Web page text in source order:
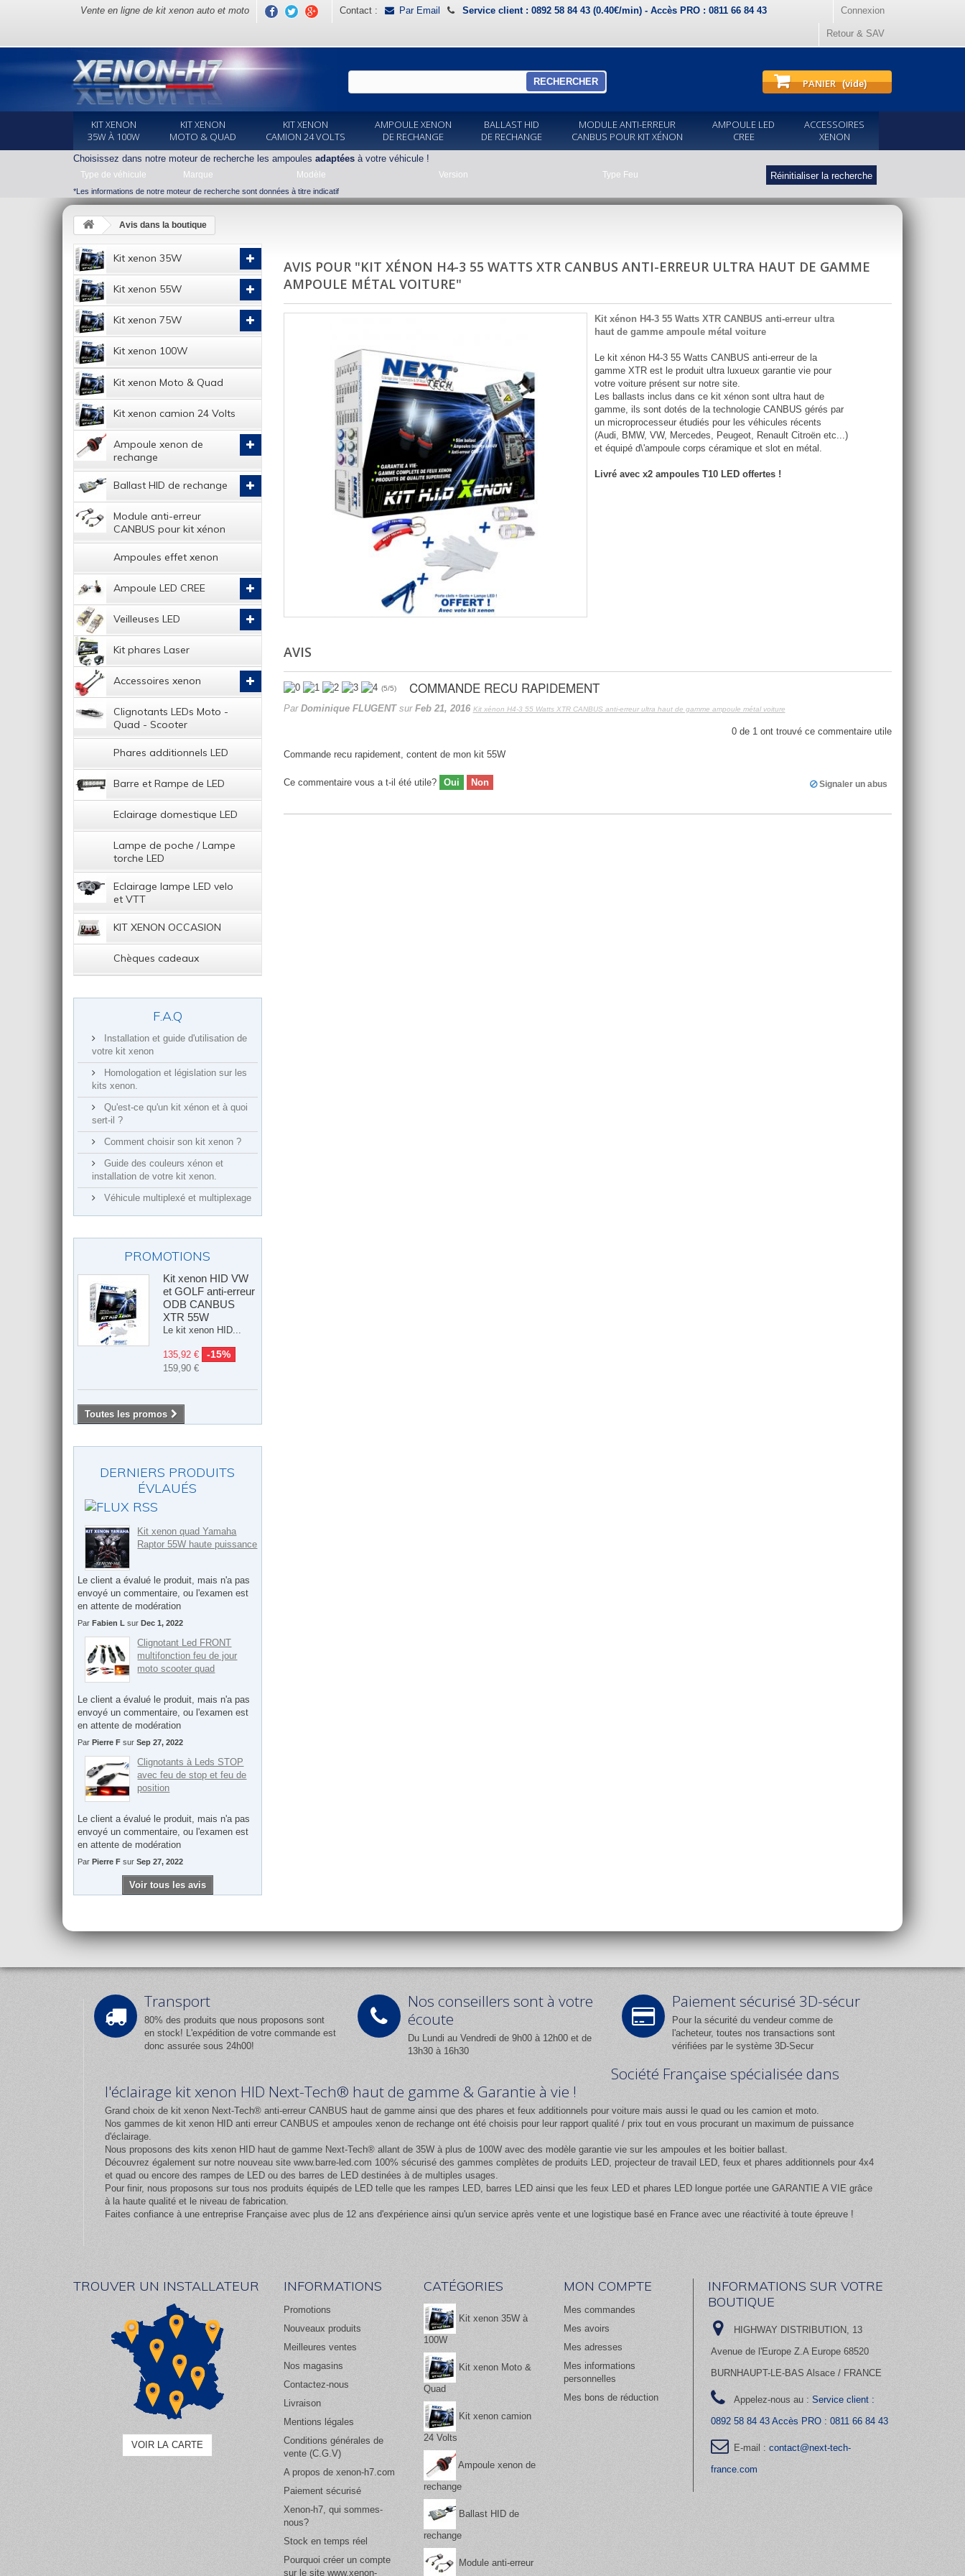
Vente en ligne de kit xenon auto et moto Connexion
Contact : Par Email Service client : 0892 58 84 43 (0.40€/min) - Accès PRO : 0811 66 84 43
Retour & SAV
RECHERCHER PANIER (vide)
KIT XENON
35W À 100W
KIT XENON
MOTO & QUAD
KIT XENON
CAMION 24 VOLTS
AMPOULE XENON
DE RECHANGE
BALLAST HID
DE RECHANGE
MODULE ANTI-ERREUR
CANBUS POUR KIT XÉNON
AMPOULE LED
CREE
ACCESSOIRES
XENON
Choisissez dans notre moteur de recherche les ampoules adaptées à votre véhicule !
Type de véhicule Marque Modèle Version Type Feu Réinitialiser la recherche
*Les informations de notre moteur de recherche sont données à titre indicatif
Avis dans la boutique
Kit xenon 35W
Kit xenon 55W
Kit xenon 75W
Kit xenon 100W
Kit xenon Moto & Quad
Kit xenon camion 24 Volts
Ampoule xenon de
rechange
Ballast HID de rechange
Module anti-erreur
CANBUS pour kit xénon
Ampoules effet xenon
Ampoule LED CREE
Veilleuses LED
Kit phares Laser
Accessoires xenon
Clignotants LEDs Moto -
Quad - Scooter
Phares additionnels LED
Barre et Rampe de LED
Eclairage domestique LED
Lampe de poche / Lampe
torche LED
Eclairage lampe LED velo
et VTT
KIT XENON OCCASION
Chèques cadeaux
F.A.Q
Installation et guide d'utilisation de
votre kit xenon
Homologation et législation sur les
kits xenon.
Qu'est-ce qu'un kit xénon et à quoi
sert-il ?
Comment choisir son kit xenon ?
Guide des couleurs xénon et
installation de votre kit xenon.
Véhicule multiplexé et multiplexage
PROMOTIONS
Kit xenon HID VW
et GOLF anti-erreur
ODB CANBUS
XTR 55W
Le kit xenon HID...
135,92 € -15%
159,90 €
Toutes les promos
DERNIERS PRODUITS
ÉVLAUÉS
Kit xenon quad Yamaha
Raptor 55W haute puissance
Le client a évalué le produit, mais n'a pas
envoyé un commentaire, ou l'examen est
en attente de modération
Par Fabien L sur Dec 1, 2022
Clignotant Led FRONT
multifonction feu de jour
moto scooter quad
Le client a évalué le produit, mais n'a pas
envoyé un commentaire, ou l'examen est
en attente de modération
Par Pierre F sur Sep 27, 2022
Clignotants à Leds STOP
avec feu de stop et feu de
position
Le client a évalué le produit, mais n'a pas
envoyé un commentaire, ou l'examen est
en attente de modération
Par Pierre F sur Sep 27, 2022
Voir tous les avis
AVIS POUR "KIT XÉNON H4-3 55 WATTS XTR CANBUS ANTI-ERREUR ULTRA HAUT DE GAMME
AMPOULE MÉTAL VOITURE"
Kit xénon H4-3 55 Watts XTR CANBUS anti-erreur ultra
haut de gamme ampoule métal voiture
Le kit xénon H4-3 55 Watts CANBUS anti-erreur de la
gamme XTR est le produit ultra luxueuxgarantie vie pour
votre voiture présent sur notre site.
Les ballasts inclus dans ce kit xénon sont ultra haut de
gamme, ils sont dotés de la technologie CANBUS gérés par
un microprocesseur étudiés pour les véhicules récents
(Audi, BMW, VW, Mercedes, Peugeot, Renault Citroën etc...)
et équipé d\'ampoule corps céramique et slot en métal.
Livré avec x2 ampoules T10 LED offertes !
AVIS
(5/5) COMMANDE RECU RAPIDEMENT
Par Dominique FLUGENTsur Feb 21, 2016 Kit xénon H4-3 55 Watts XTR CANBUS anti-erreur ultra haut de gamme ampoule métal voiture
0 de 1 ont trouvé ce commentaire utile
Commande recu rapidement, content de mon kit 55W
Ce commentaire vous a t-il été utile? Oui Non Signaler un abus
Transport
80% des produits que nous proposons sont
en stock! L'expédition de votre commande est
donc assurée sous 24h00!
Nos conseillers sont à votre
écoute
Du Lundi au Vendredi de 9h00 à 12h00 et de
13h30 à 16h30
Paiement sécurisé 3D-sécur
Pour la sécurité du vendeur comme de
l'acheteur, toutes nos transactions sont
vérifiées par le système 3D-Secur
Société Française spécialisée dans
l'éclairage kit xenon HID Next-Tech® haut de gamme & Garantie à vie !
Grand choix de kit xenon Next-Tech® anti-erreur CANBUS haut de gamme ainsi que des phares et feux additionnels pour voiture mais aussi le quad ou les camion et moto.
Nos gammes de kit xenon HID anti erreur CANBUS et ampoules xenon de rechange ont été choisis pour leur rapport qualité / prix tout en vous procurant un maximum de puissance
d'éclairage.
Nous proposons des kits xenon HID haut de gamme Next-Tech® allant de 35W à plus de 100W avec des modèle garantie vie sur les ampoules et les boitier ballast.
Découvrez également sur notre nouveau site www.barre-led.com 100% sécurisé des gammes complètes de produits LED, projecteur de travail LED, feux et phares additionnels pour 4x4
et quad ou encore des rampes de LED ou des barres de LED destinées à de multiples usages.
Pour finir, nous proposons sur tous nos produits équipés de LED telle que les rampes LED, barres LED ainsi que les feux LED et phares LED longue portée une GARANTIE A VIE grâce
à la haute qualité et le niveau de fabrication.
Faites confiance à une entreprise Française avec plus de 12 ans d'expérience ainsi qu'un service après vente et une logistique basé en France avec une réactivité à toute épreuve !
TROUVER UN INSTALLATEUR
VOIR LA CARTE
INFORMATIONS
Promotions
Nouveaux produits
Meilleures ventes
Nos magasins
Contactez-nous
Livraison
Mentions légales
Conditions générales de
vente (C.G.V)
A propos de xenon-h7.com
Paiement sécurisé
Xenon-h7, qui sommes-
nous?
Stock en temps réel
Pourquoi créer un compte
sur le site www.xenon-
CATÉGORIES
Kit xenon 35W à
100W
Kit xenon Moto &
Quad
Kit xenon camion
24 Volts
Ampoule xenon de
rechange
Ballast HID de
rechange
Module anti-erreur
MON COMPTE
Mes commandes
Mes avoirs
Mes adresses
Mes informations
personnelles
Mes bons de réduction
INFORMATIONS SUR VOTRE
BOUTIQUE
HIGHWAY DISTRIBUTION, 13
Avenue de l'Europe Z.A Europe 68520
BURNHAUPT-LE-BAS Alsace / FRANCE
Appelez-nous au : Service client :
0892 58 84 43 Accès PRO : 0811 66 84 43
E-mail : contact@next-tech-
france.com